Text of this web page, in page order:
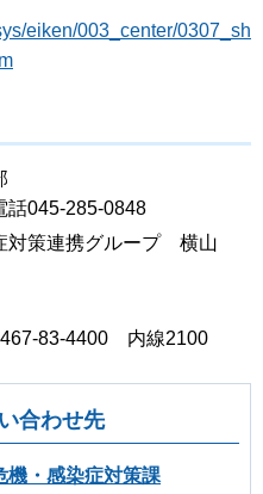
eiken/003_center/0307_sh
045-285-0848
対策連携グループ 横山
83-4400 内線2100
合わせ先
機・感染症対策課